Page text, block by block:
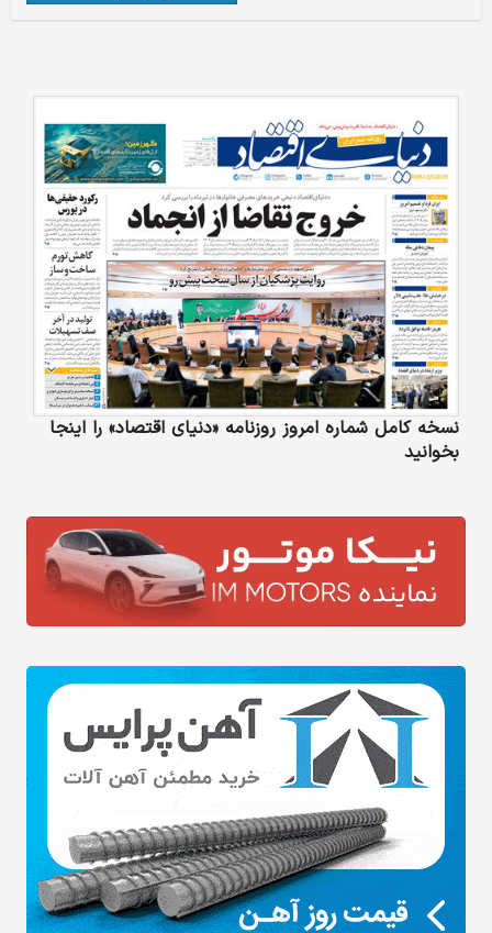
نسخه کامل شماره امروز روزنامه «دنیای‌ اقتصاد» را اینجا
بخوانید